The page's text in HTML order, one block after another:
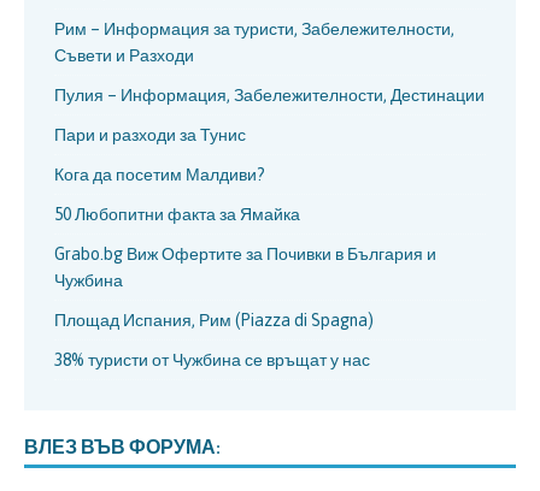
Рим – Информация за туристи, Забележителности,
Съвети и Разходи
Пулия – Информация, Забележителности, Дестинации
Пари и разходи за Тунис
Кога да посетим Малдиви?
50 Любопитни факта за Ямайка
Grabo.bg Виж Офертите за Почивки в България и
Чужбина
Площад Испания, Рим (Piazza di Spagna)
38% туристи от Чужбина се връщат у нас
ВЛЕЗ ВЪВ ФОРУМА: